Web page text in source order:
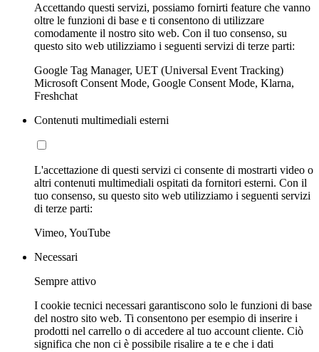
Accettando questi servizi, possiamo fornirti feature che vanno
oltre le funzioni di base e ti consentono di utilizzare
comodamente il nostro sito web. Con il tuo consenso, su
questo sito web utilizziamo i seguenti servizi di terze parti:
Google Tag Manager, UET (Universal Event Tracking)
Microsoft Consent Mode, Google Consent Mode, Klarna,
Freshchat
Contenuti multimediali esterni
L'accettazione di questi servizi ci consente di mostrarti video o
altri contenuti multimediali ospitati da fornitori esterni. Con il
tuo consenso, su questo sito web utilizziamo i seguenti servizi
di terze parti:
Vimeo, YouTube
Necessari
Sempre attivo
I cookie tecnici necessari garantiscono solo le funzioni di base
del nostro sito web. Ti consentono per esempio di inserire i
prodotti nel carrello o di accedere al tuo account cliente. Ciò
significa che non ci è possibile risalire a te e che i dati